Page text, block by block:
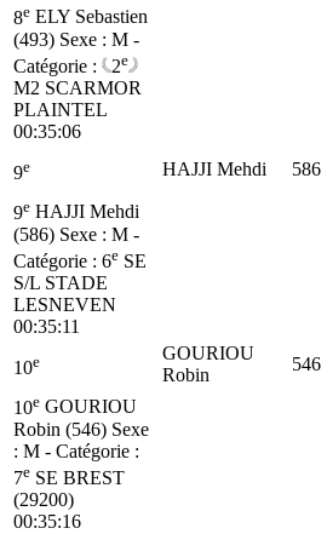
8e ELY Sebastien
(493) Sexe : M -
Catégorie :
2e
M2 SCARMOR
PLAINTEL
00:35:06
9e HAJJI Mehdi 586
9e HAJJI Mehdi
(586) Sexe : M -
Catégorie : 6e SE
S/L STADE
LESNEVEN
00:35:11
10e
GOURIOU
Robin
546
10e GOURIOU
Robin (546) Sexe
: M - Catégorie :
7e SE BREST
(29200)
00:35:16